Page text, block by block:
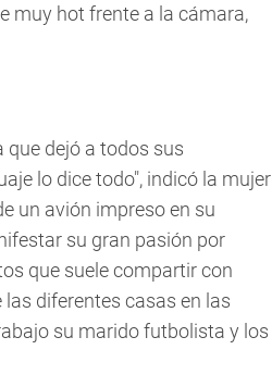
muy hot frente a la cámara,
que dejó a todos sus
lo dice todo", indicó la mujer
un avión impreso en su
su gran pasión por
que suele compartir con
diferentes casas en las
su marido futbolista y los